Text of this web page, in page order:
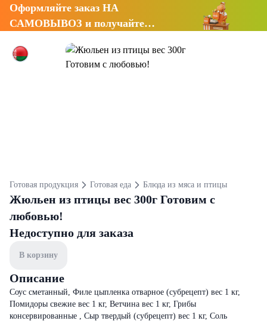
Оформляйте заказ НА
САМОВЫВОЗ и получайте
Готовая продукция Готовая еда Блюда из мяса и птицы
Жюльен из птицы вес 300г Готовим с
любовью!
Недоступно для заказа
В корзину
Описание
Соус сметанный, Филе цыпленка отварное (субрецепт) вес 1 кг,
Помидоры свежие вес 1 кг, Ветчина вес 1 кг, Грибы
консервированные , Сыр твердый (субрецепт) вес 1 кг, Соль